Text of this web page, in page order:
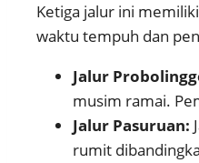
Ketiga jalur ini
waktu tempuh dan
Jalur
musim ramai.
Jalur Pasuruan:
rumit